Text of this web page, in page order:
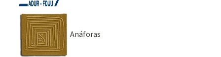
Anáforas